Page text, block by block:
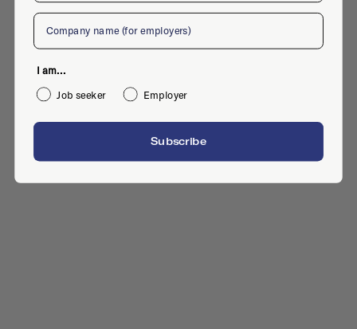
Company
I am...
Job seeker
Employer
Subscribe